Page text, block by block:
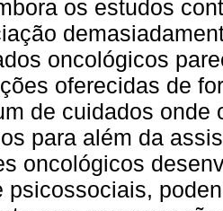
os estudos
oncológicos
oferecidas de
de cuidados
para além da
oncológicos
psicossociais,